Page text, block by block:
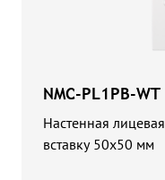
NMC-PL1PB-WT
Настенная
вставку 50x50 мм